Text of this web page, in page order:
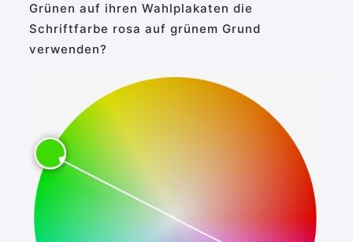
Grünen auf ihren Wahlplakaten die
Schriftfarbe rosa auf grünem Grund
verwenden?